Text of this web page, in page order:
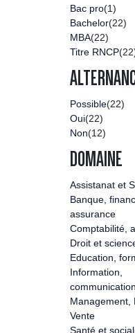
Bac pro(1)
Bachelor(22)
MBA(22)
Titre RNCP
Possible(22)
Oui(22)
Non(12)
DOMAINE
Assistanat et
Banque,
assurance
Comptabilité,
Droit et
Education,
Information,
communication
Management,
Vente
Santé et social